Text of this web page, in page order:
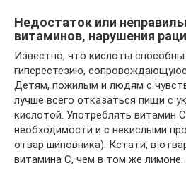
Недостаток или
витаминов, нарушения
Известно, что кислоты
гиперестезию,
Детям, пожилым и людям с
лучше всего отказаться пищи с
кислотой. Употреблять витамин
необходимости и с некислыми
отвар шиповника). Кстати, в
витамина С, чем в том же лимоне.